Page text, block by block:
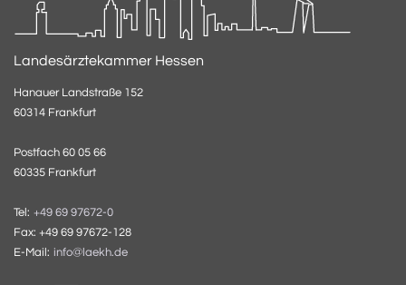
Landesärztekammer Hessen
Hanauer Landstraße 152
60314 Frankfurt
Postfach 60 05 66
60335 Frankfurt
Tel: +49 69 97672-0
Fax: +49 69 97672-128
E-Mail: info@laekh.de